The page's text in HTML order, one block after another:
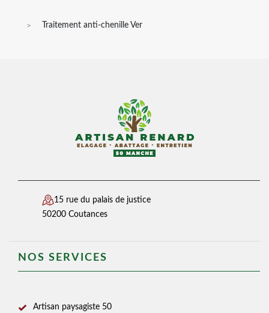
Traitement anti-chenille Ver
15 rue du palais de justice
50200 Coutances
NOS SERVICES
Artisan paysagiste 50